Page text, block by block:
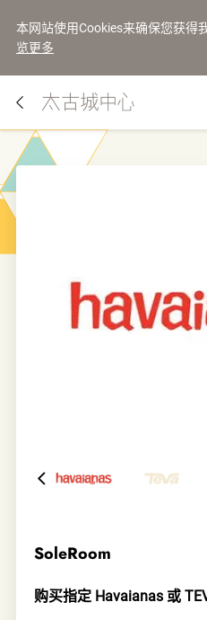
本网站使用Cookies来确保您获得
览更多
SoleRoom
购买指定 Havaianas 或